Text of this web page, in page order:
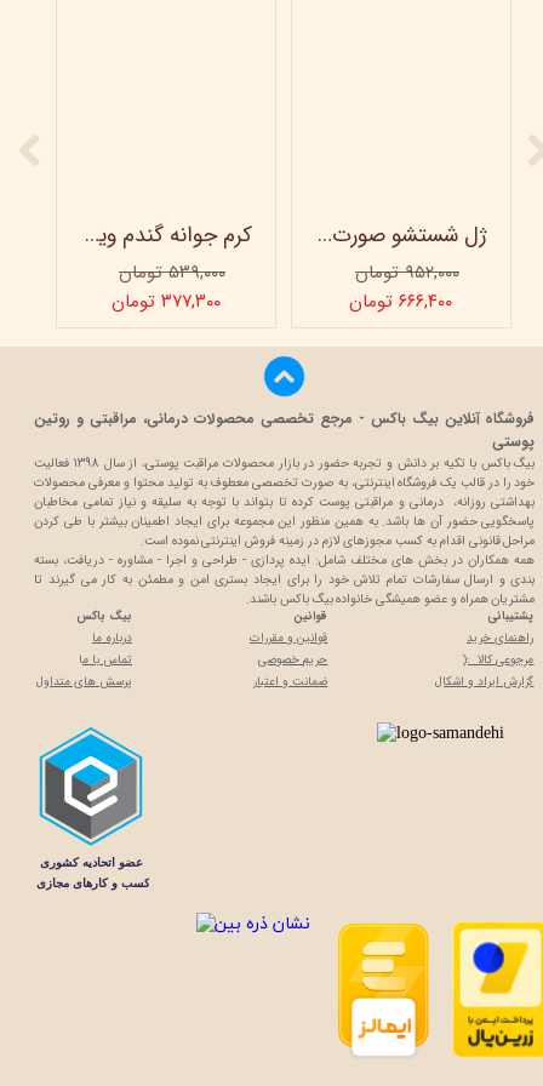
کرم جوانه گندم ویتابلا - تیوپی 60 میلی‌ لیتر
۵۳۹,۰۰۰ تومان
۳۷۷,۳۰۰ تومان
ژل شستشو صورت ویتابلا - 300 میلی لیتر
۹۵۲,۰۰۰ تومان
۶۶۶,۴۰۰ تومان
پشتیبانی
راهنمای خرید
مرجوعی کالا :(
گزارش ایراد و اشکال
قوانین
قوانین و مقررات
حریم خصوصی
ضمانت و اعتبار
بیگ باکس
درباره ما
تماس با ما
پرسش های متداول
فروشگاه آنلاین بیگ باکس - مرجع تخصصی محصولات درمانی، مراقبتی و روتین
پوستی
بیگ باکس با تکیه بر دانش و تجربه حضور در بازار محصولات مراقبت پوستی، از سال 1398 فعالیت
خود را در قالب یک فروشگاه اینترنتی، به صورت تخصصی معطوف به تولید محتوا و معرفی محصولات
بهداشتی روزانه، درمانی و مراقبتی پوست کرده تا بتواند با توجه به سلیقه و نیاز تمامی مخاطبان
پاسخگویی حضور آن ها باشد. به همین منظور این مجموعه برای ایجاد اطمینان بیشتر با طی کردن
مراحل قانونی اقدام به کسب مجوزهای لازم در زمینه فروش اینترنتی نموده است.
همه همکاران در بخش های مختلف شامل: ایده پردازی - طراحی و اجرا - مشاوره - دریافت، بسته
بندی و ارسال سفارشات تمام تلاش خود را برای ایجاد بستری امن و مطمئن به کار می گیرند تا
مشتریان همراه و عضو همیشگی خانواده بیگ باکس باشند.